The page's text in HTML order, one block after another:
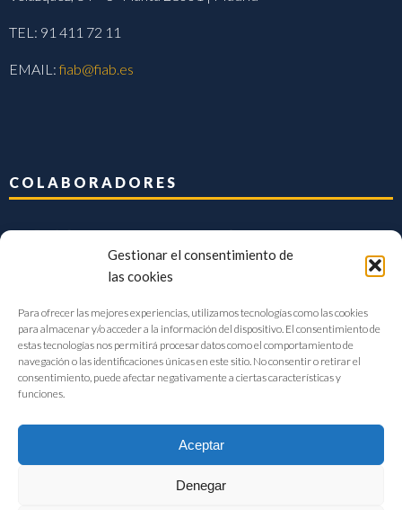
Gestionar el consentimiento de
las cookies
Para ofrecer las mejores experiencias, utilizamos tecnologías como las cookies
para almacenar y/o acceder a la información del dispositivo. El consentimiento de
estas tecnologías nos permitirá procesar datos como el comportamiento de
navegación o las identificaciones únicas en este sitio. No consentir o retirar el
consentimiento, puede afectar negativamente a ciertas características y
funciones.
Aceptar
Denegar
TEL: 91 411 72 11
EMAIL:fiab@fiab.es
COLABORADORES